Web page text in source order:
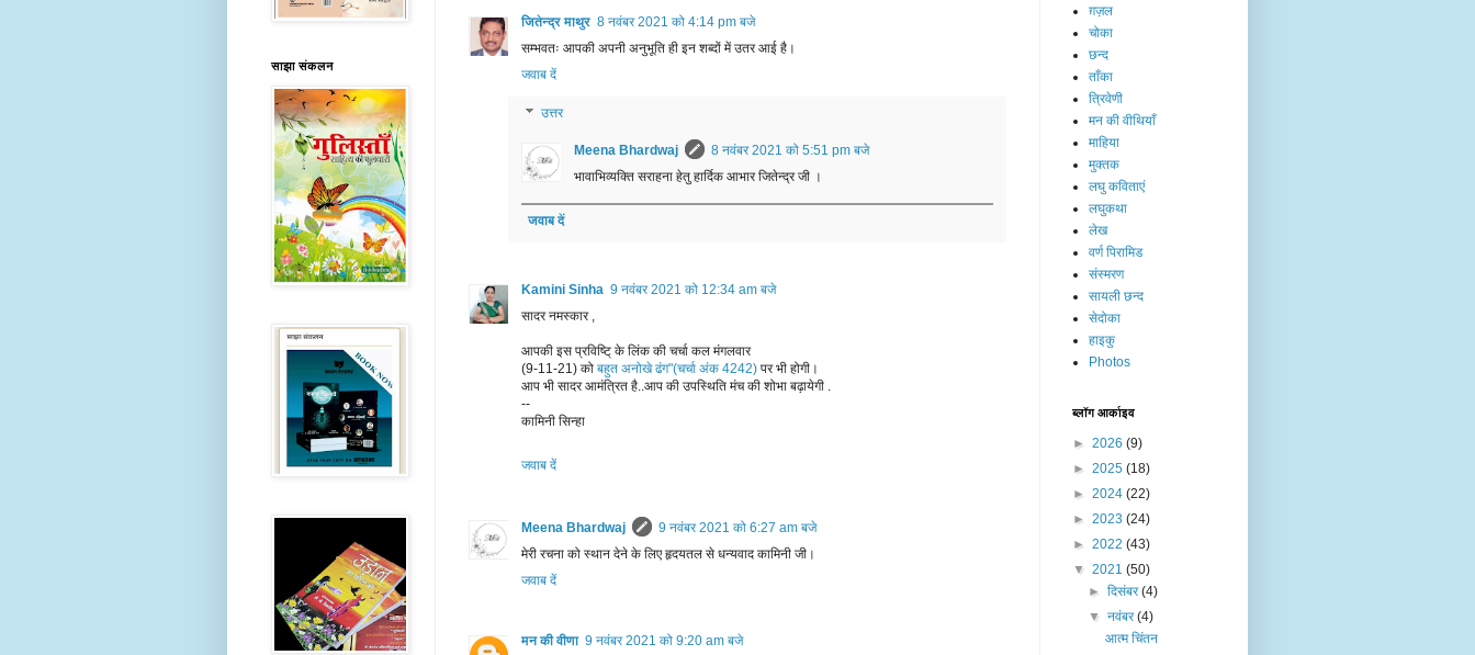
जितेन्द्र माथुर 8 नवंबर 2021 को 4:14 pm बजे
सम्भवतः आपकी अपनी अनुभूति ही इन शब्दों में उतर आई है।
जवाब दें
उत्तर
Meena Bhardwaj
8 नवंबर 2021 को 5:51 pm बजे
भावाभिव्यक्ति सराहना हेतु हार्दिक आभार जितेन्द्र जी ।
जवाब दें
Kamini Sinha 9 नवंबर 2021 को 12:34 am बजे
सादर नमस्कार ,
आपकी इस प्रविष्टि् के लिंक की चर्चा कल मंगलवार
(9-11-21) को बहुत अनोखे ढंग"(चर्चा अंक 4242) पर भी होगी।
आप भी सादर आमंत्रित है..आप की उपस्थिति मंच की शोभा बढ़ायेगी .
--
कामिनी सिन्हा
जवाब दें
Meena Bhardwaj
9 नवंबर 2021 को 6:27 am बजे
मेरी रचना को स्थान देने के लिए हृदयतल से धन्यवाद कामिनी जी।
जवाब दें
मन की वीणा 9 नवंबर 2021 को 9:20 am बजे
साझा संकलन
ग़ज़ल
चोका
छन्द
ताँका
त्रिवेणी
मन की वीथियाँ
माहिया
मुक्तक
लघु कविताएं
लघुकथा
लेख​
वर्ण पिरामिड
संस्मरण
सायली छन्द
सेदोका
हाइकु
Photos
ब्लॉग आर्काइव
► 2026 (9)
► 2025 (18)
► 2024 (22)
► 2023 (24)
► 2022 (43)
▼ 2021 (50)
►दिसंबर(4)
▼नवंबर(4)
आत्म चिंतन